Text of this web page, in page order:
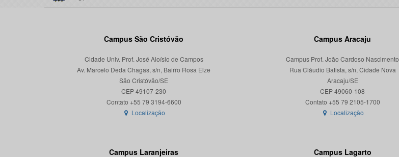
Campus São Cristóvão
Cidade Univ. Prof. José Aloísio de Campos
Av. Marcelo Deda Chagas, s/n, Bairro Rosa Elze
São Cristóvão/SE
CEP 49107-230
Localização
Campus Aracaju
Campus Prof. João Cardoso Nascimento
Rua Cláudio Batista, s/n, Cidade Nova
Aracaju/SE
CEP 49060-108
Localização
Campus Laranjeiras Campus Lagarto